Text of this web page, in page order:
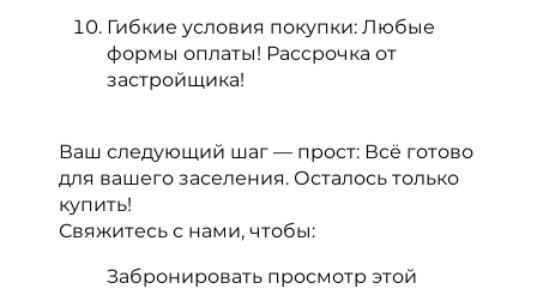
Гибкие условия покупки: Любые
формы оплаты! Рассрочка от
застройщика!
Ваш следующий шаг — прост: Всё готово
для вашего заселения. Осталось только
купить!
Свяжитесь с нами, чтобы:
Забронировать просмотр этой